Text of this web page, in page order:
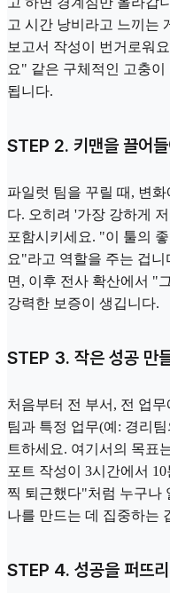
고 시간 낭비라고 느끼는
보고서 작성이 번거로워
요" 같은 구체적인 고충이
됩니다.
STEP 2. 키맨을 끌어들
파일럿 팀을 꾸릴 때, 변
다. 오히려 '가장 강하게
포함시키세요. "이 툴의
요"라고 역할을 주는 겁
면, 이후 전사 확산에서 "
강력한 보증이 생깁니다.
STEP 3. 작은 성공 만
처음부터 전 부서, 전 업
팀과 특정 업무(예: 경리
트하세요. 여기서의 목표
포트 작성이 3시간에서
찍 퇴근했다"처럼 누구나
나를 만드는 데 집중하는
STEP 4. 성공을 퍼뜨리